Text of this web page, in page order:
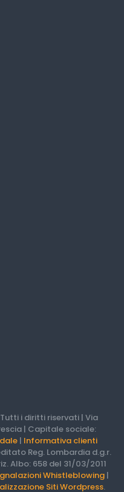
i diritti riservati | Via
| Capitale sociale:
| Informativa clienti
Reg. Lombardia d.g.r.
Albo: 658 del 31/03/2011
Whistleblowing |
Siti Wordpress.